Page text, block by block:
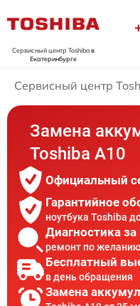
Сервисный центр Toshibaв
Екатеринбурге
Сервисный центр
Замена
Toshiba A10
Официальный
Гарантийное
ноутбука Toshiba
Диагностика
ремонт по желанию
Бесплатный
в день обращения
Замена